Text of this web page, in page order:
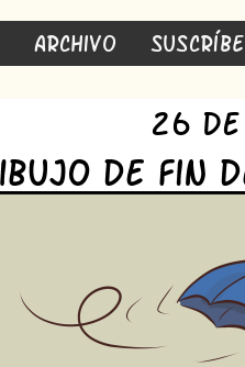
Archivo
26